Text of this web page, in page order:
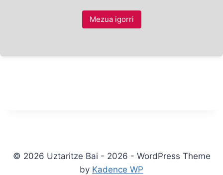
Mezua igorri
© 2026 Uztaritze Bai - 2026 - WordPress Theme
by Kadence WP